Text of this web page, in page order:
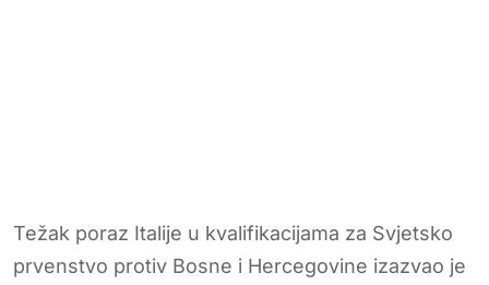
Težak poraz Italije u kvalifikacijama za Svjetsko
prvenstvo protiv Bosne i Hercegovine izazvao je